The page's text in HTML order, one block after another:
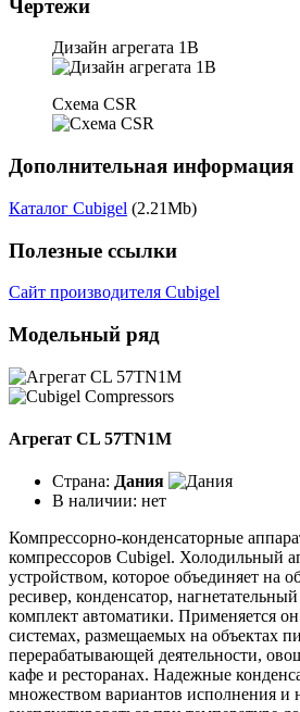
Чертежи
Дизайн агрегата 1B
Схема CSR
Дополнительная информация
Каталог Cubigel (2.21Mb)
Полезные ссылки
Сайт производителя Cubigel
Модельный ряд
Агрегат CL 57TN1M
Страна: Дания
В наличии: нет
Компрессорно-конденсаторные
компрессоров Cubigel. Холодильный
устройством, которое объединяет на
ресивер, конденсатор,
комплект автоматики. Применяется
системах, размещаемых на объектах
перерабатывающей деятельности,
кафе и ресторанах. Надежные
множеством вариантов исполнения и